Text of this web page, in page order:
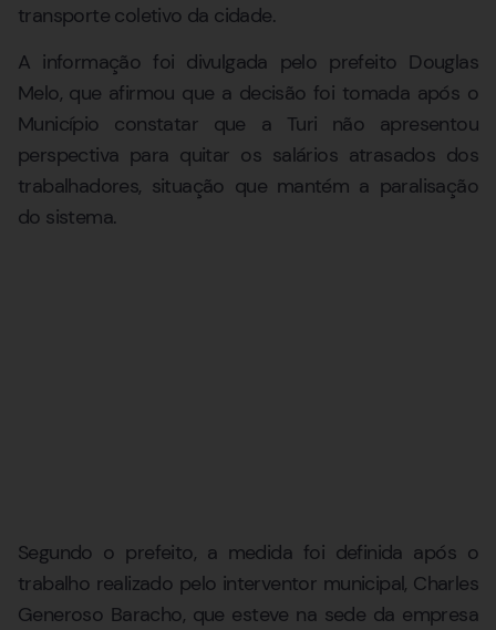
transporte coletivo da cidade.
A informação foi divulgada pelo prefeito Douglas
Melo, que afirmou que a decisão foi tomada após o
Município constatar que a Turi não apresentou
perspectiva para quitar os salários atrasados dos
trabalhadores, situação que mantém a paralisação
do sistema.
Segundo o prefeito, a medida foi definida após o
trabalho realizado pelo interventor municipal, Charles
Generoso Baracho, que esteve na sede da empresa